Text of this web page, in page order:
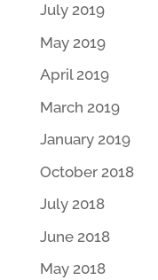
July 2019
May 2019
April 2019
March 2019
January 2019
October 2018
July 2018
June 2018
May 2018